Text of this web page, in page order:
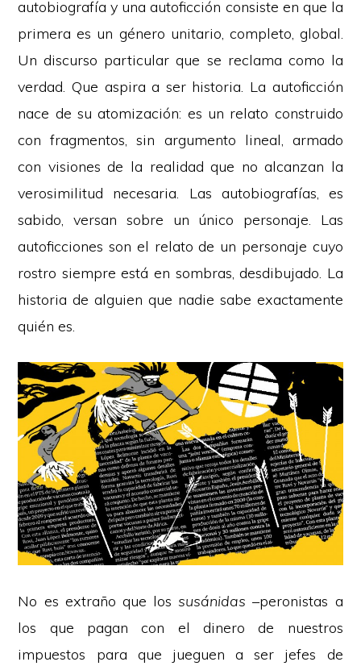
autobiografía y una autoficción consiste en que la
primera es un género unitario, completo, global.
Un discurso particular que se reclama como la
verdad. Que aspira a ser historia. La autoficción
nace de su atomización: es un relato construido
con fragmentos, sin argumento lineal, armado
con visiones de la realidad que no alcanzan la
verosimilitud necesaria. Las autobiografías, es
sabido, versan sobre un único personaje. Las
autoficciones son el relato de un personaje cuyo
rostro siempre está en sombras, desdibujado. La
historia de alguien que nadie sabe exactamente
quién es.
No es extraño que lossusánidas –peronistas a
los que pagan con el dinero de nuestros
impuestos para que jueguen a ser jefes de